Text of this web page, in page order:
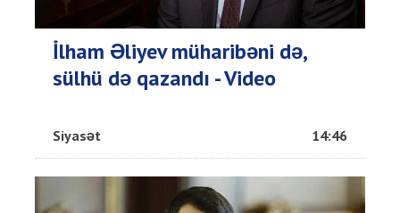
İlham Əliyev müharibəni də,
sülhü də qazandı - Video
Siyasət 14:46